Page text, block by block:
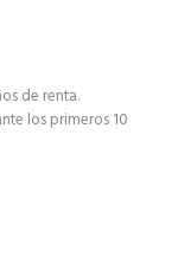
de renta.
los primeros 10